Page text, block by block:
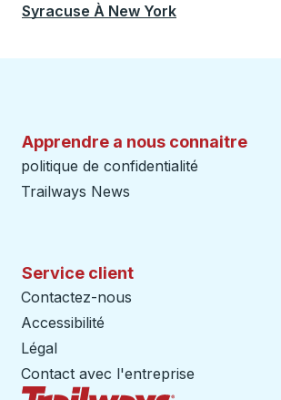
Syracuse À New York
Apprendre a nous connaitre
politique de confidentialité
Trailways News
Service client
Contactez-nous
Accessibilité
Légal
Contact avec l'entreprise